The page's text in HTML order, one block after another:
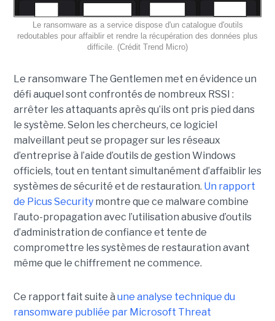
Le ransomware as a service dispose d'un catalogue d'outils
redoutables pour affaiblir et rendre la récupération des données plus
difficile. (Crédit Trend Micro)
Le ransomware The Gentlemen met en évidence un
défi auquel sont confrontés de nombreux RSSI :
arrêter les attaquants après qu’ils ont pris pied dans
le système. Selon les chercheurs, ce logiciel
malveillant peut se propager sur les réseaux
d’entreprise à l’aide d’outils de gestion Windows
officiels, tout en tentant simultanément d’affaiblir les
systèmes de sécurité et de restauration. Un rapport
de Picus Securitymontre que ce malware combine
l’auto-propagation avec l’utilisation abusive d’outils
d’administration de confiance et tente de
compromettre les systèmes de restauration avant
même que le chiffrement ne commence.
Ce rapport fait suite à une analyse technique du
ransomware publiée par Microsoft Threat